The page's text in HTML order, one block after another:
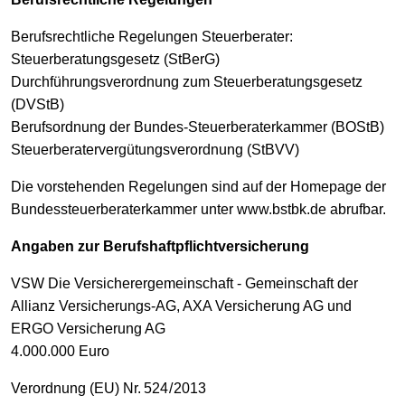
Berufsrechtliche Regelungen Steuerberater:
Steuerberatungsgesetz (StBerG)
Durchführungsverordnung zum Steuerberatungsgesetz
(DVStB)
Berufsordnung der Bundes-Steuerberaterkammer (BOStB)
Steuerberatervergütungsverordnung (StBVV)
Die vorstehenden Regelungen sind auf der Homepage der
Bundessteuerberaterkammer unter www.bstbk.de abrufbar.
Angaben zur Berufshaftpflichtversicherung
VSW Die Versicherergemeinschaft - Gemeinschaft der
Allianz Versicherungs-AG, AXA Versicherung AG und
ERGO Versicherung AG
4.000.000 Euro
Verordnung (EU) Nr. 524 / 2013